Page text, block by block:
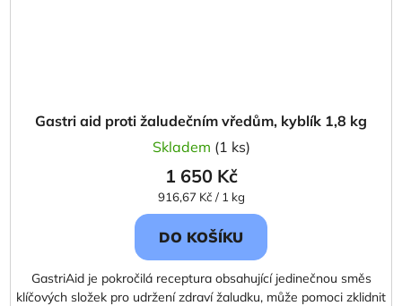
Gastri aid proti žaludečním vředům, kyblík 1,8 kg
Skladem (1 ks)
1 650 Kč
Měrná
cena:
916,67 Kč / 1 kg
DO KOŠÍKU
GastriAid je pokročilá receptura obsahující jedinečnou směs
klíčových složek pro udržení zdraví žaludku, může pomoci zklidnit